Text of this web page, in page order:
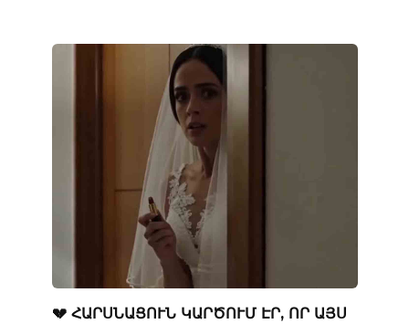
💔 ՀԱՐՍՆԱՑՈՒՆ ԿԱՐԾՈՒՄ ԷՐ, ՈՐ ԱՅՍ